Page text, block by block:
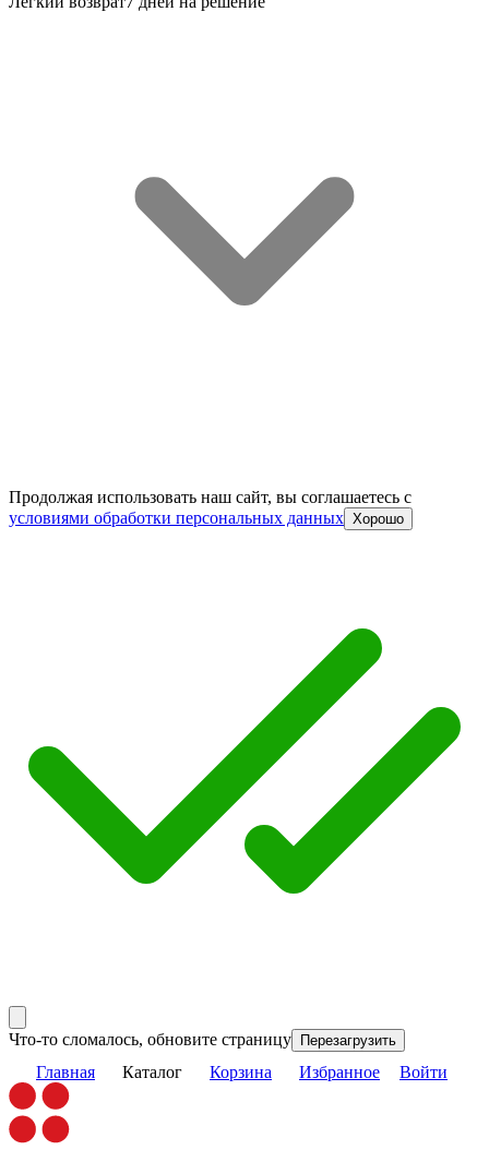
Продолжая использовать наш сайт, вы соглашаетесь c
условиями обработки персональных данных Хорошо
Что-то сломалось, обновите страницу Перезагрузить
Главная Каталог Корзина Избранное Войти